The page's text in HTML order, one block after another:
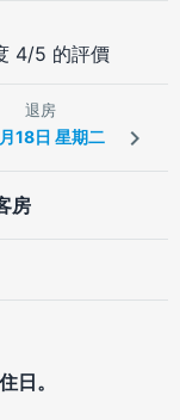
4/5 的評價
退房
房
日。